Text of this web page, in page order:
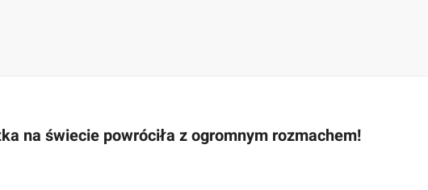
na świecie powróciła z ogromnym rozmachem!